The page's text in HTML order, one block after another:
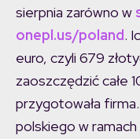
sierpnia zarówno w
onepl.us/poland.
euro, czyli 679
zaoszczędzić całe
przygotowała
polskiego w ramach